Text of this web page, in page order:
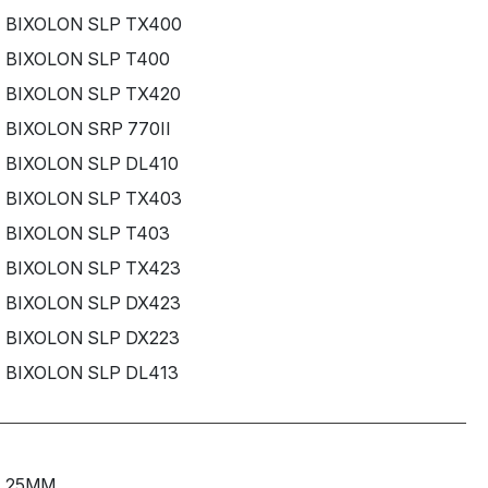
BIXOLON SLP TX400
BIXOLON SLP T400
BIXOLON SLP TX420
BIXOLON SRP 770II
BIXOLON SLP DL410
BIXOLON SLP TX403
BIXOLON SLP T403
BIXOLON SLP TX423
BIXOLON SLP DX423
BIXOLON SLP DX223
BIXOLON SLP DL413